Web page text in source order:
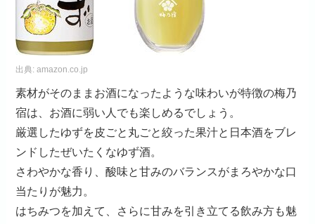
出典:amazon.co.jp
素材がそのままお酒になったような味わいが特徴の梅乃
宿は、お酒に弱い人でも楽しめるでしょう。
厳選したゆずを皮ごと丸ごと絞った果汁と日本酒をブレ
ンドしたぜいたくなゆず酒。
さわやかな香り、酸味と甘みのバランスがまろやかな口
当たりが魅力。
はちみつを加えて、さらに甘みを引き立てる飲み方も魅